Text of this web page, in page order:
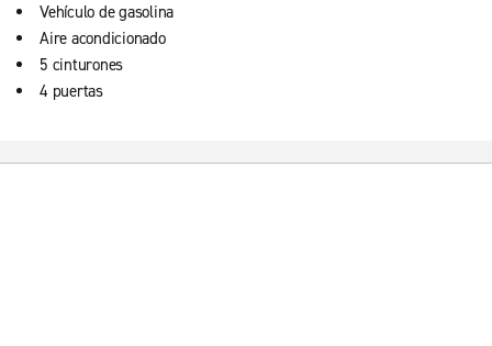
Vehículo de gasolina
Aire acondicionado
5 cinturones
4 puertas